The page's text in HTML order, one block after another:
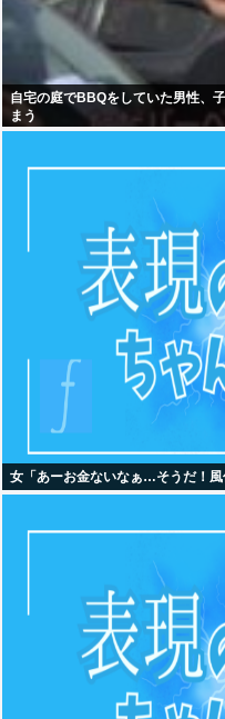
自宅の庭でBBQをしていた男性、
まう
女「あーお金ないなぁ…そうだ！